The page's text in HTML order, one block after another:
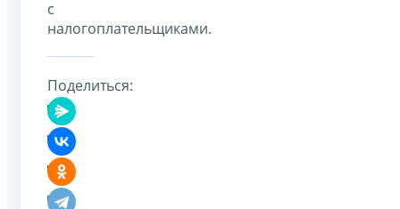
с
налогоплательщиками.
Поделиться: